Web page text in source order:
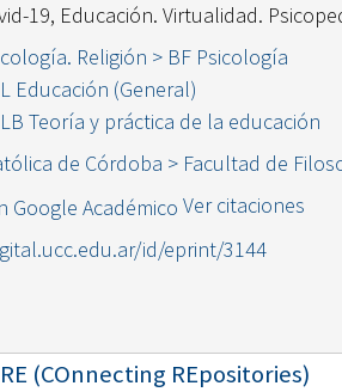
19, Educación. Virtualidad.
Religión > BF Psicología
Educación (General)
Teoría y práctica de la educación
de Córdoba > Facultad de
Ver citaciones
id/eprint/3144
(COnnecting REpositories)